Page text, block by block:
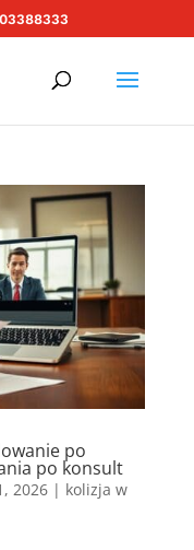
po
po konsult
2026| kolizja w